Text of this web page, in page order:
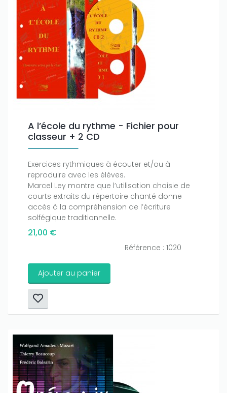
A l’école du rythme - Fichier pour
classeur + 2 CD
Exercices rythmiques à écouter et/ou à
reproduire avec les élèves.
Marcel Ley montre que l’utilisation choisie de
courts extraits du répertoire chanté donne
accès à la compréhension de l’écriture
solfégique traditionnelle.
21,00 €
Référence : 1020
Ajouter au panier